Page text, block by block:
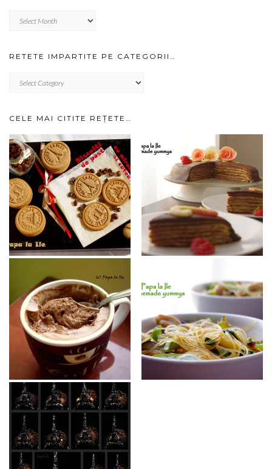
prin
RETETE IMPARTITE PE CATEGORII…
IMPARTITE
CELE MAI CITITE REȚETE…